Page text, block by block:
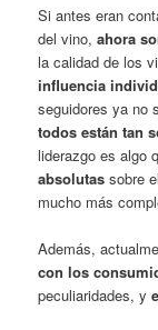
Si antes eran
del vino,ahora
la calidad de los
influencia
seguidores ya no
todos están tan
liderazgo es algo
absolutas sobre
mucho más
Además,
con los
peculiaridades, y